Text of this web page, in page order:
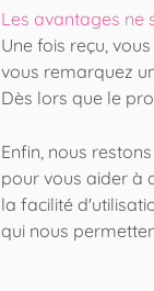
Les avantages ne
Une fois reçu,
vous remarquez
Dès lors que le
Enfin, nous
pour vous aider à
la facilité
qui nous